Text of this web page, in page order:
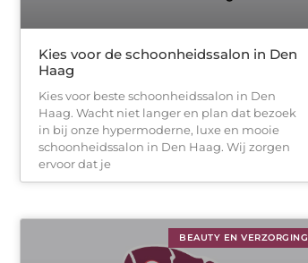
Kies voor de schoonheidssalon in Den
Haag
Kies voor beste schoonheidssalon in Den
Haag. Wacht niet langer en plan dat bezoek
in bij onze hypermoderne, luxe en mooie
schoonheidssalon in Den Haag. Wij zorgen
ervoor dat je
BEAUTY EN VERZORGING